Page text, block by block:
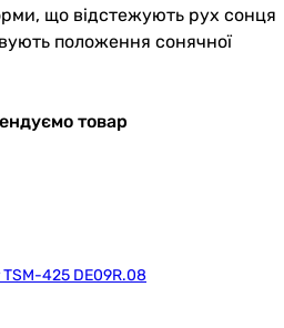
що відстежують рух сонця
положення сонячної
товар
425 DE09R.08